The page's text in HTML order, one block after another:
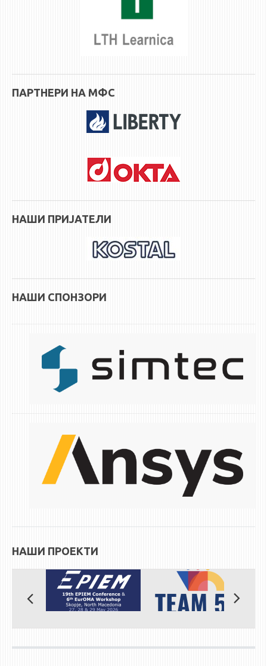
АСИСТЕНТИ
СТУДИИ
II ЦИКЛУС - ПОСЛЕДИПЛОМСКИ
МЕЃУНАРОДНА РАЗМЕНА
ЕКВИВАЛЕНЦИИ ОД СТАРИ СТУДИСКИ ПРОГРАМИ
ОГЛАСНА ТАБЛА
СООПШТЕНИЈА
СТУДЕНТСКА СЛУЖБА
БИБЛИОТЕКА
СТИПЕНДИИ/ПРАКСИ
СТИПЕНДИИ
ПРАКСИ
ПАРТНЕРИ НА МФС
НАШИ ПРИЈАТЕЛИ
НАШИ СПОНЗОРИ
НАШИ ПРОЕКТИ